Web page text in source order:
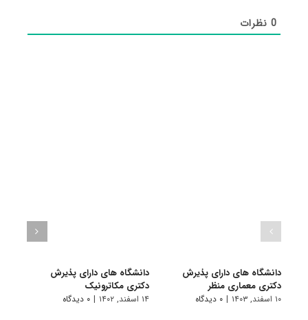
0نظرات
دانشگاه های دارای پذیرش
دکتری ﻣﻌﻤﺎری منظر
۱۰ اسفند, ۱۴۰۳ | ۰ دیدگاه
دانشگاه های دارای پذیرش
دکتری مکاترونیک
۱۴ اسفند, ۱۴۰۲ | ۰ دیدگاه